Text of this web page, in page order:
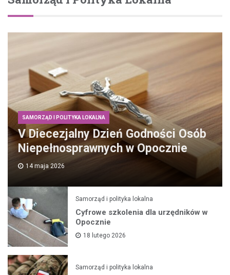
SAMORZĄD I POLITYKA LOKALNA
V Diecezjalny Dzień Godności Osób
Niepełnosprawnych w Opocznie
14 maja 2026
Samorząd i polityka lokalna
Cyfrowe szkolenia dla urzędników w
Opocznie
18 lutego 2026
Samorząd i polityka lokalna